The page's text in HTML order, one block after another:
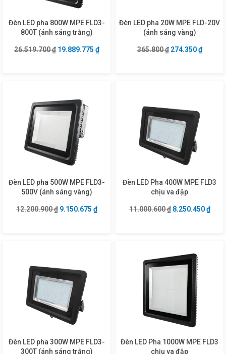
Đèn LED pha 800W MPE FLD3-
800T (ánh sáng trắng)
26.519.700₫ Giá gốc là: 26.519.700 ₫.
19.889.775 ₫Giá hiện tại là: 19.889.775 ₫.
Đèn LED pha 20W MPE FLD-20V
(ánh sáng vàng)
365.800₫ Giá gốc là:
274.350₫Giá
Đèn LED pha 500W MPE FLD3-
500V (ánh sáng vàng)
12.200.900₫ Giá gốc là: 12.200.900 ₫.
9.150.675 ₫Giá hiện tại là: 9.150.675 ₫.
Đèn LED Pha 400W MPE FLD3
chịu va đập
11.000.600₫ Giá gốc là:
8.250.450₫Giá
Đèn LED pha 300W MPE FLD3-
300T (ánh sáng trắng)
Đèn LED Pha 1000W MPE FLD3
chịu va đập